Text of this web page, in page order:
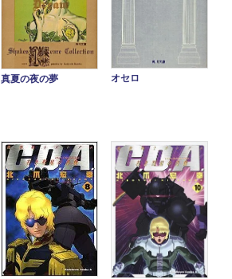
真夏の夜の夢 オセロ